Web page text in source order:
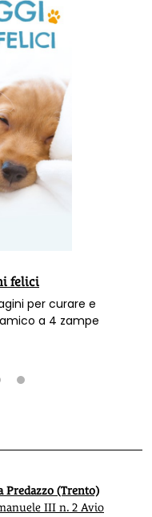
felici
per curare e
al proprio amico a 4 zampe
Predazzo (Trento)
III n. 2 Avio